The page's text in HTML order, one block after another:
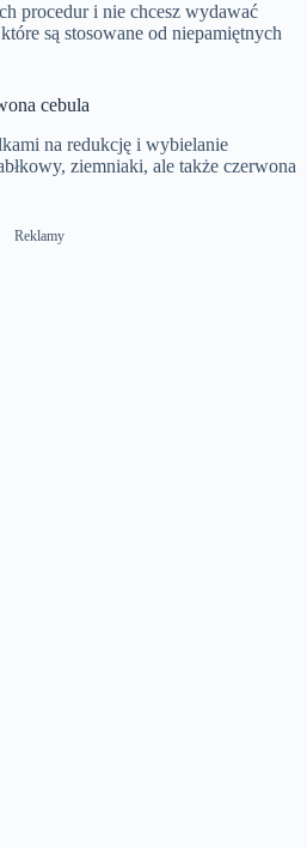
procedur i nie chcesz wydawać
są stosowane od niepamiętnych
cebula
na redukcję i wybielanie
ziemniaki, ale także czerwona
Reklamy